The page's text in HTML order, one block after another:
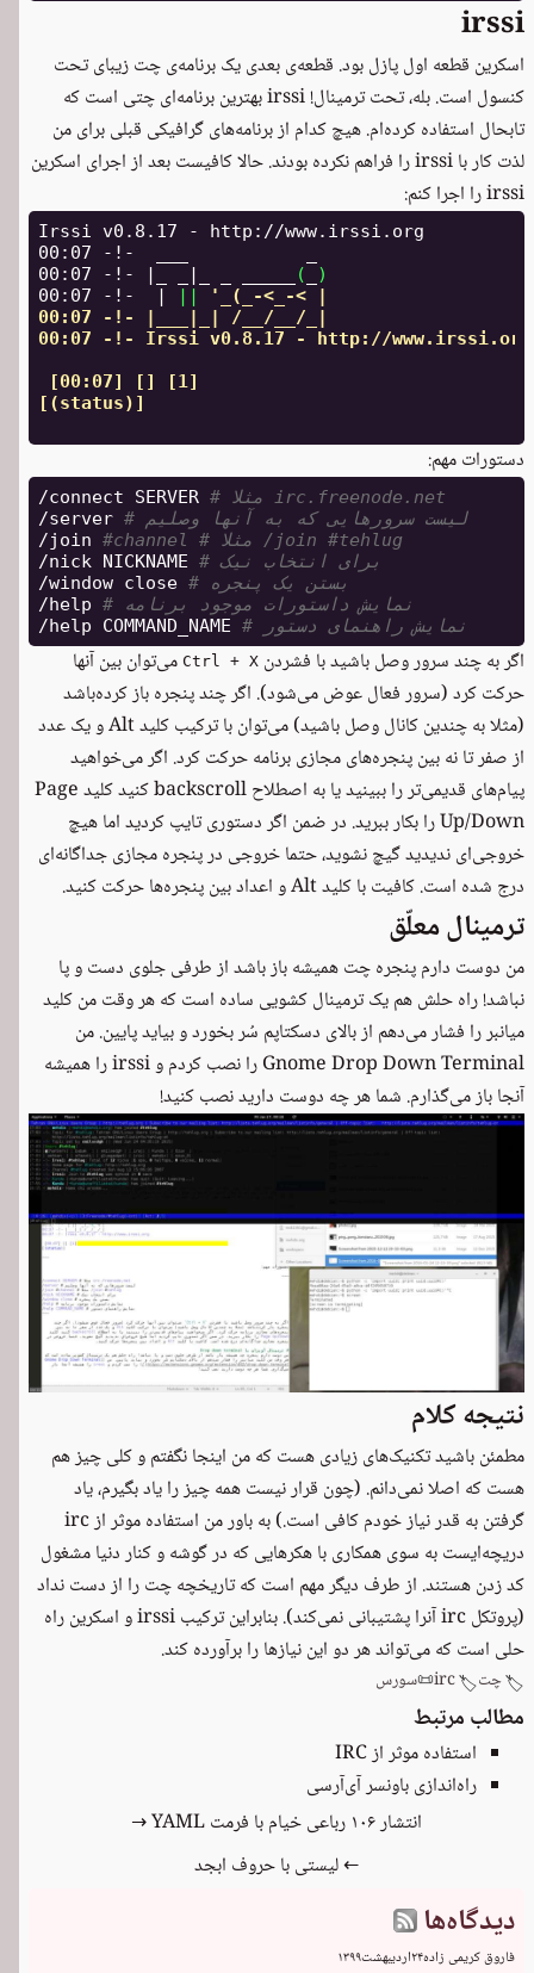
irssi
اسکرین قطعه اول پازل بود. قطعه‌ی بعدی یک برنامه‌ی چت زیبای تحت
کنسول است. بله، تحت ترمینال! irssi بهترین برنامه‌ای چتی است که
تابحال استفاده کرده‌ام. هیچ کدام از برنامه‌های گرافیکی قبلی برای من
لذت کار با irssi را فراهم نکرده بودند. حالا کافیست بعد از اجرای اسکرین
irssi را اجرا کنم:
Irssi v0.8.17 - http://www.irssi.org
00:07 -!-  ___           _
00:07 -!- |_ _|_ _ _____
(
)
00:07 -!-  |
||
'_(_-<_-< |
00:07 -!- |___|_| /__/__/_|
00:07 -!- Irssi v0.8.17 - http://www.irssi.org
[00:07] [] [1]
[(status)]
دستورات مهم:
/connect SERVER
# مثلا irc.freenode.net
/server
# لیست سرورهایی که به آنها وصلیم
/join
#channel # مثلا /join #tehlug
/nick NICKNAME
# برای انتخاب نیک
/window close
# بستن یک پنجره
/help
# نمایش داستورات موجود برنامه
/help COMMAND_NAME
# نمایش راهنمای دستور
اگر به چند سرور وصل باشید با فشردن Ctrl + X می‌توان بین آنها
حرکت کرد (سرور فعال عوض می‌شود). اگر چند پنجره باز کرده‌باشد
(مثلا به چندین کانال وصل باشید) می‌توان با ترکیب کلید Alt و یک عدد
از صفر تا نه بین پنجره‌های مجازی برنامه حرکت کرد. اگر می‌خواهید
پیام‌های قدیمی‌تر را ببینید یا به اصطلاح backscroll کنید کلید Page
Up/Down را بکار ببرید. در ضمن اگر دستوری تایپ کردید اما هیچ
خروجی‌ای ندیدید گیچ نشوید، حتما خروجی در پنجره مجازی جداگانه‌ای
درج شده است. کافیت با کلید Alt و اعداد بین پنجره‌ها حرکت کنید.
ترمینال معلّق
من دوست دارم پنجره چت همیشه باز باشد از طرفی جلوی دست و پا
نباشد! راه حلش هم یک ترمینال کشویی ساده است که هر وقت من کلید
میانبر را فشار می‌دهم از بالای دسکتاپم سُر بخورد و بیاید پایین. من
Gnome Drop Down Terminal
را نصب کردم و irssi را همیشه
آنجا باز می‌گذارم. شما هر چه دوست دارید نصب کنید!
نتیجه کلام
مطمئن باشید تکنیک‌های زیادی هست که من اینجا نگفتم و کلی چیز هم
هست که اصلا نمی‌دانم. (چون قرار نیست همه چیز را یاد بگیرم، یاد
گرفتن به قدر نیاز خودم کافی است.) به باور من استفاده موثر از irc
دریچه‌ایست به سوی همکاری با هکرهایی که در گوشه و کنار دنیا مشغول
کد زدن هستند. از طرف دیگر مهم است که تاریخچه چت را از دست نداد
(پروتکل irc آنرا پشتیبانی نمی‌کند). بنابراین ترکیب irssi و اسکرین راه
حلی است که می‌تواند هر دو این نیازها را برآورده کند.
🏷️چت🏷️
📜سورس
مطالب مرتبط
استفاده موثر از IRC
راه‌اندازی باونسر آی‌آر‌سی
انتشار ۱۰۶ رباعی خیام با فرمت YAML →
← لیستی با حروف ابجد
دیدگاه‌ها
فاروق کریمی زاده۲۴اردیبهشت۱۳۹۹